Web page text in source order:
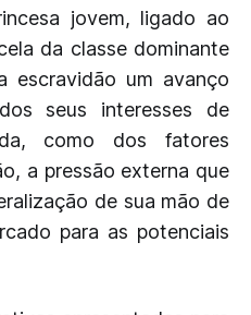
jovem, ligado ao
da classe dominante
escravidão um avanço
seus interesses de
como dos fatores
a pressão externa que
de sua mão de
para as potenciais